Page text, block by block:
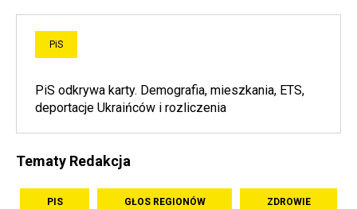
PiS
PiS odkrywa karty. Demografia, mieszkania, ETS,
deportacje Ukraińców i rozliczenia
Tematy Redakcja
PIS GŁOS REGIONÓW ZDROWIE